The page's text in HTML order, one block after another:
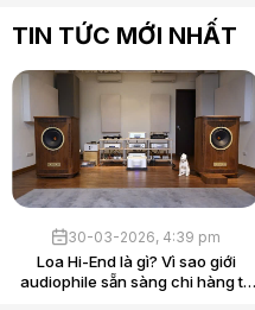
TIN TỨC MỚI NHẤT
30-03-2026, 4:39 pm
Loa Hi-End là gì? Vì sao giới
audiophile sẵn sàng chi hàng tỷ